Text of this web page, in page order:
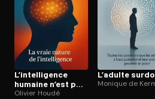
L’in­tel­li­gence
humaine n’est pas
un algorithme
Olivier Houdé
L’adulte